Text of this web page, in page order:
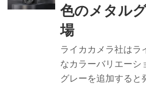
色のメタル
場
ライカカメラ社はラ
なカラーバリエーシ
グレーを追加すると